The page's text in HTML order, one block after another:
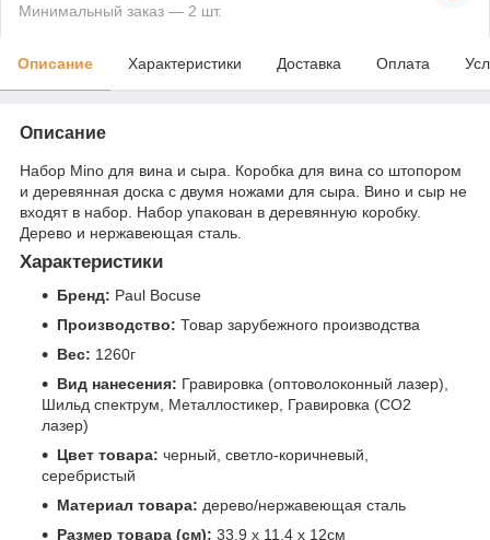
Минимальный заказ — 2 шт.
Описание Характеристики Доставка Оплата
Описание
Набор Mino для вина и сыра. Коробка для вина со штопором
и деревянная доска с двумя ножами для сыра. Вино и сыр не
входят в набор. Набор упакован в деревянную коробку.
Дерево и нержавеющая сталь.
Характеристики
Бренд: Paul Bocuse
Производство: Товар зарубежного производства
Вес: 1260г
Вид нанесения: Гравировка (оптоволоконный лазер),
Шильд спектрум, Металлостикер, Гравировка (CO2
лазер)
Цвет товара: черный, светло-коричневый,
серебристый
Материал товара: дерево/нержавеющая сталь
Размер товара (см): 33,9 х 11,4 х 12см